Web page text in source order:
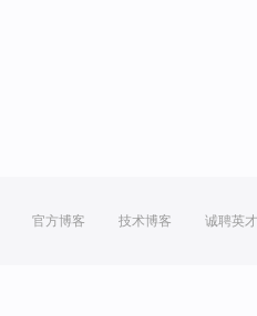
官方博客 技术博客 诚聘英才